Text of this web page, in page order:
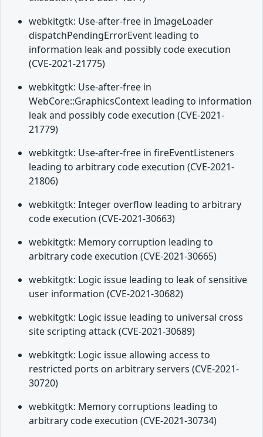
webkitgtk: Use-after-free in ImageLoader
dispatchPendingErrorEvent leading to
information leak and possibly code execution
(CVE-2021-21775)
webkitgtk: Use-after-free in
WebCore::GraphicsContext leading to information
leak and possibly code execution (CVE-2021-
21779)
webkitgtk: Use-after-free in fireEventListeners
leading to arbitrary code execution (CVE-2021-
21806)
webkitgtk: Integer overflow leading to arbitrary
code execution (CVE-2021-30663)
webkitgtk: Memory corruption leading to
arbitrary code execution (CVE-2021-30665)
webkitgtk: Logic issue leading to leak of sensitive
user information (CVE-2021-30682)
webkitgtk: Logic issue leading to universal cross
site scripting attack (CVE-2021-30689)
webkitgtk: Logic issue allowing access to
restricted ports on arbitrary servers (CVE-2021-
30720)
webkitgtk: Memory corruptions leading to
arbitrary code execution (CVE-2021-30734)